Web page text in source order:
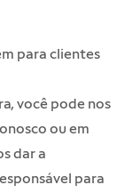
para clientes
você pode nos
ou em
dar a
para